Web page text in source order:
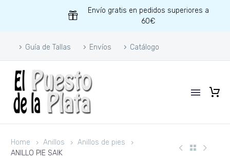
Envío gratis en pedidos superiores a
60€
Guía de Tallas Envíos Catálogo
Home Anillos
Anillos de pies
ANILLO PIE SAIK